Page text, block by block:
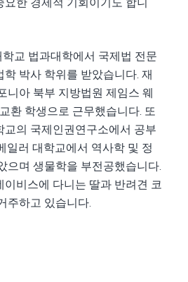
교 법과대학에서 국제법 전문
박사 학위를 받았습니다. 재
니아 북부 지방법원 제임스 웨
환 학생으로 근무했습니다. 또
교의 국제인권연구소에서 공부
일러 대학교에서 역사학 및 정
으며 생물학을 부전공했습니다.
비스에 다니는 딸과 반려견 코
주하고 있습니다.